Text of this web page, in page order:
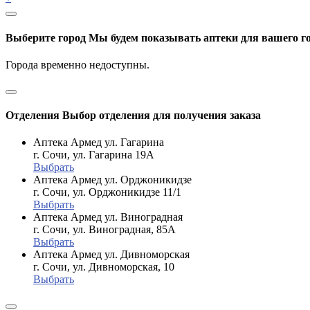
Выберите город Мы будем показывать аптеки для вашего
Города временно недоступны.
Отделения Выбор отделения для получения заказа
Аптека Армед ул. Гагарина
г. Сочи, ул. Гагарина 19А
Выбрать
Аптека Армед ул. Орджоникидзе
г. Сочи, ул. Орджоникидзе 11/1
Выбрать
Аптека Армед ул. Виноградная
г. Сочи, ул. Виноградная, 85А
Выбрать
Аптека Армед ул. Дивноморская
г. Сочи, ул. Дивноморская, 10
Выбрать